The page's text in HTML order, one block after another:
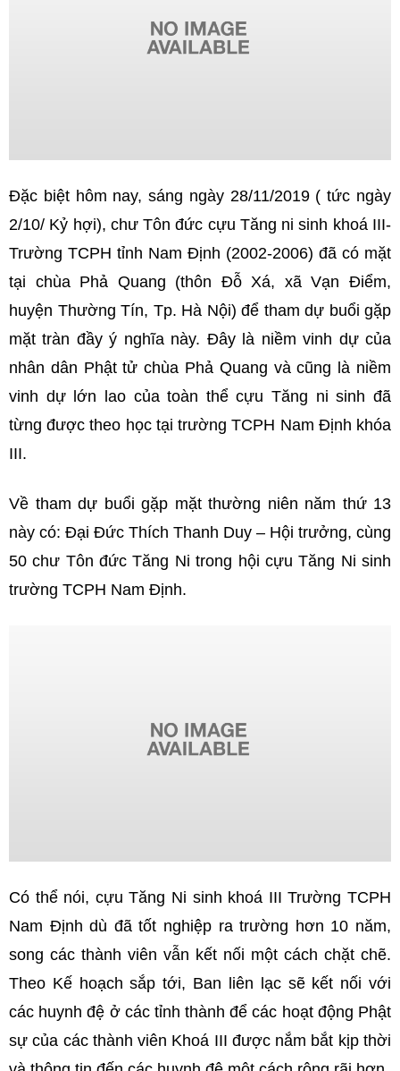
Đặc biệt hôm nay, sáng ngày 28/11/2019 ( tức ngày
2/10/ Kỷ hợi), chư Tôn đức cựu Tăng ni sinh khoá III-
Trường TCPH tỉnh Nam Định (2002-2006) đã có mặt
tại chùa Phả Quang (thôn Đỗ Xá, xã Vạn Điểm,
huyện Thường Tín, Tp. Hà Nội) để tham dự buổi gặp
mặt tràn đầy ý nghĩa này. Đây là niềm vinh dự của
nhân dân Phật tử chùa Phả Quang và cũng là niềm
vinh dự lớn lao của toàn thể cựu Tăng ni sinh đã
từng được theo học tại trường TCPH Nam Định khóa
III.
Về tham dự buổi gặp mặt thường niên năm thứ 13
này có: Đại Đức Thích Thanh Duy – Hội trưởng, cùng
50 chư Tôn đức Tăng Ni trong hội cựu Tăng Ni sinh
trường TCPH Nam Định.
Có thể nói, cựu Tăng Ni sinh khoá III Trường TCPH
Nam Định dù đã tốt nghiệp ra trường hơn 10 năm,
song các thành viên vẫn kết nối một cách chặt chẽ.
Theo Kế hoạch sắp tới, Ban liên lạc sẽ kết nối với
các huynh đệ ở các tỉnh thành để các hoạt động Phật
sự của các thành viên Khoá III được nắm bắt kịp thời